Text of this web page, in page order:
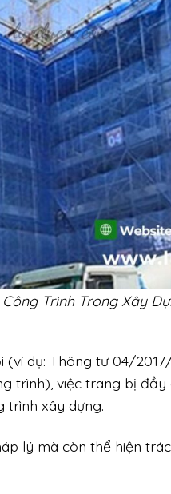
Trình Trong Xây
dụ: Thông tư 04/
trình), việc trang bị
trình xây dựng.
lý mà còn thể hiện